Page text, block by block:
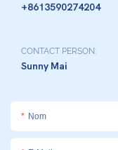
+8613590274204
CONTACT PERSON:
Sunny Mai
Nom